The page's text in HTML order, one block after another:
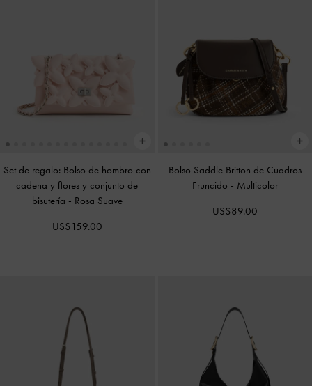
Set de regalo: Bolso de hombro con
cadena y flores y conjunto de
bisutería - Rosa Suave
US$159.00
Bolso Saddle Britton de Cuadros
Fruncido - Multicolor
US$89.00